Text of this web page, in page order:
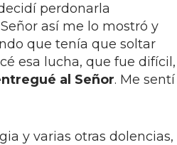
perdonarla
así me lo mostró y
que tenía que soltar
esa lucha, que fue difícil,
al Señor. Me sentí
y varias otras dolencias,